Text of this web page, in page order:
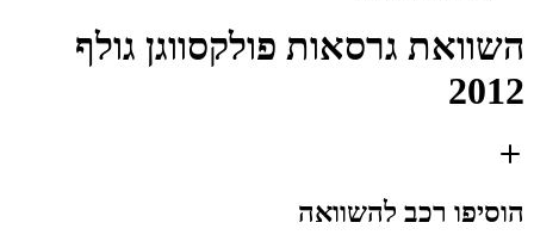
השוואת גרסאות פולקסווגן גולף
2012
הוסיפו רכב להשוואה